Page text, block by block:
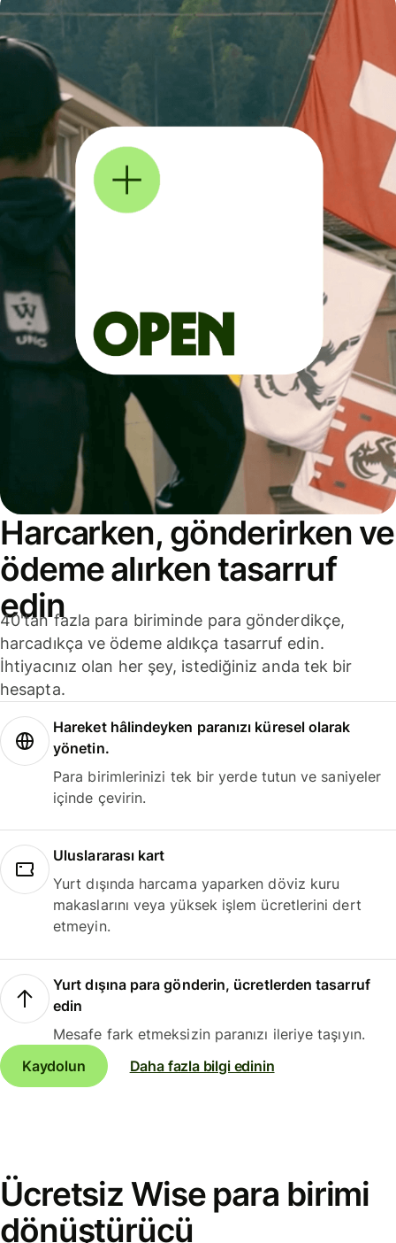
Harcarken, gönderirken ve
ödeme alırken tasarruf
edin
40'tan fazla para biriminde para gönderdikçe,
harcadıkça ve ödeme aldıkça tasarruf edin.
İhtiyacınız olan her şey, istediğiniz anda tek bir
hesapta.
Hareket hâlindeyken paranızı küresel olarak
yönetin.
Para birimlerinizi tek bir yerde tutun ve saniyeler
içinde çevirin.
Uluslararası kart
Yurt dışında harcama yaparken döviz kuru
makaslarını veya yüksek işlem ücretlerini dert
etmeyin.
Yurt dışına para gönderin, ücretlerden tasarruf
edin
Mesafe fark etmeksizin paranızı ileriye taşıyın.
Kaydolun
Daha fazla bilgi edinin
Ücretsiz Wise para birimi
dönüştürücü